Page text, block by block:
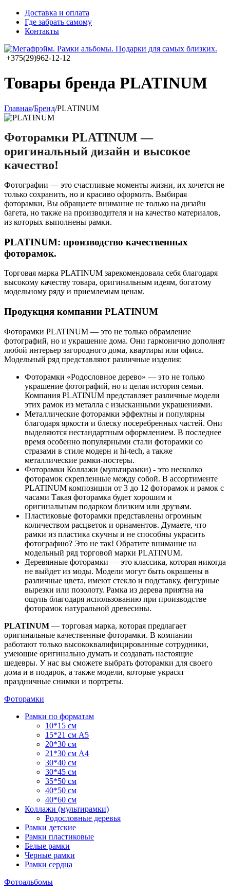
Доставка и оплата
Где забрать самому
Контакты
+375(29)962-12-12
Товары бренда PLATINUM
Главная/Бренд/PLATINUM
Фоторамки PLATINUM —
оригинальный дизайн и высокое
качество!
Фотографии — это счастливые моменты жизни, их хочется не
только сохранить, но и красиво оформить. Выбирая
фоторамки, Вы обращаете внимание не только на дизайн
багета, но также на производителя и на качество материалов,
из которых выполнены рамки.
PLATINUM: производство качественных
фоторамок.
Торговая марка PLATINUM зарекомендовала себя благодаря
высокому качеству товара, оригинальным идеям, богатому
модельному ряду и приемлемым ценам.
Продукция компании PLATINUM
Фоторамки PLATINUM — это не только обрамление
фотографий, но и украшение дома. Они гармонично дополнят
любой интерьер загородного дома, квартиры или офиса.
Модельный ряд представляют различные изделия:
Фоторамки «Родословное дерево» — это не только
украшение фотографий, но и целая история семьи.
Компания PLATINUM представляет различные модели
этих рамок из металла с изысканными украшениями.
Металлические фоторамки эффектны и популярны
благодаря яркости и блеску посеребренных частей. Они
выделяются нестандартным оформлением. В последнее
время особенно популярными стали фоторамки со
стразами в стиле модерн и hi-tech, а также
металлические рамки-постеры.
Фоторамки Коллажи (мультирамки) - это несколко
фоторамок скрепленные между собой. В ассортименте
PLATINUM композиции от 3 до 12 фоторамок и рамок с
часами Такая фоторамка будет хорошим и
оригинальным подарком близким или друзьям.
Пластиковые фоторамки представлены огромным
количеством расцветок и орнаментов. Думаете, что
рамки из пластика скучны и не способны украсить
фотографию? Это не так! Обратите внимание на
модельный ряд торговой марки PLATINUM.
Деревянные фоторамки — это классика, которая никогда
не выйдет из моды. Модели могут быть окрашены в
различные цвета, имеют стекло и подставку, фигурные
вырезки или позолоту. Рамка из дерева приятна на
ощупь благодаря использованию при производстве
фоторамок натуральной древесины.
PLATINUM — торговая марка, которая предлагает
оригинальные качественные фоторамки. В компании
работают только высококвалифицированные сотрудники,
умеющие оригинально думать и создавать настоящие
шедевры. У нас вы сможете выбрать фоторамки для своего
дома и в подарок, а также модели, которые украсят
праздничные снимки и портреты.
Фоторамки
Рамки по форматам
10*15 см
15*21 см А5
20*30 см
21*30 см А4
30*40 см
30*45 см
35*50 см
40*50 см
40*60 см
Коллажи (мультирамки)
Родословные деревья
Рамки детские
Рамки пластиковые
Белые рамки
Черные рамки
Рамки сердца
Фотоальбомы